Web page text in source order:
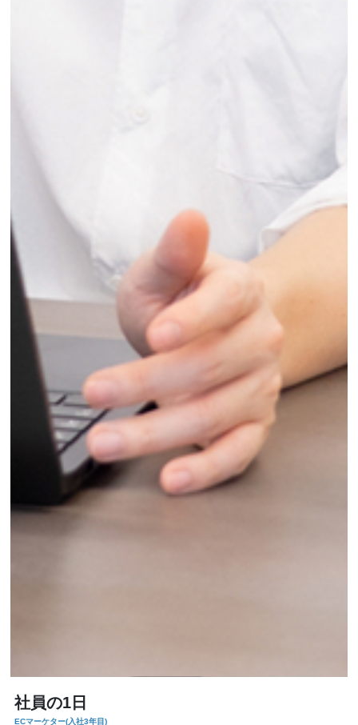
社員の1日
ECマーケター(入社3年目)